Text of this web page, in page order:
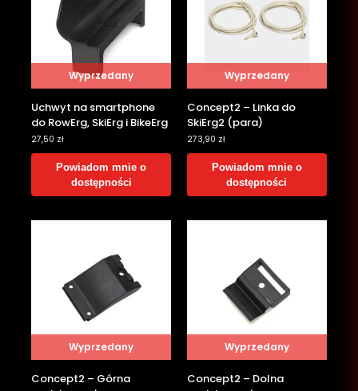
Wyprzedany
Uchwyt na smartphone
do RowErg, SkiErg i BikeErg
27,50 zł
Powiadom mnie o
dostępności
Wyprzedany
Concept2 – Linka do
SkiErg2 (para)
273,90 zł
Powiadom mnie o
dostępności
Wyprzedany
Concept2 – Górna
Wyprzedany
Concept2 – Dolna